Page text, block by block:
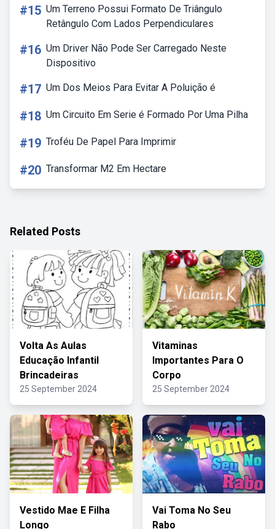
#15 Um Terreno Possui Formato De Triângulo
Retângulo Com Lados Perpendiculares
#16 Um Driver Não Pode Ser Carregado Neste
Dispositivo
#17 Um Dos Meios Para Evitar A Poluição é
#18 Um Circuito Em Serie é Formado Por Uma Pilha
#19 Troféu De Papel Para Imprimir
#20 Transformar M2 Em Hectare
Related Posts
Volta As Aulas
Educação Infantil
Brincadeiras
25 September 2024
Vitaminas
Importantes Para O
Corpo
25 September 2024
Vestido Mae E Filha
Longo
Vai Toma No Seu
Rabo